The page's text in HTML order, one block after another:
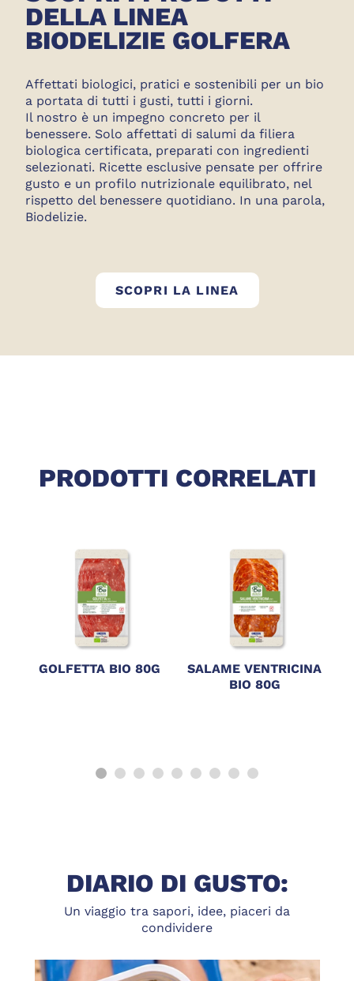
DELLA LINEA
BIODELIZIE GOLFERA
Affettati biologici, pratici e sostenibili per un bio
a portata di tutti i gusti, tutti i giorni.
Il nostro è un impegno concreto per il
benessere. Solo affettati di salumi da filiera
biologica certificata, preparati con ingredienti
selezionati. Ricette esclusive pensate per offrire
gusto e un profilo nutrizionale equilibrato, nel
rispetto del benessere quotidiano. In una parola,
Biodelizie.
SCOPRI LA LINEA
PRODOTTI CORRELATI
GOLFETTA BIO 80G
SALAME VENTRICINA
BIO 80G
DIARIO DI GUSTO:
Un viaggio tra sapori, idee, piaceri da
condividere